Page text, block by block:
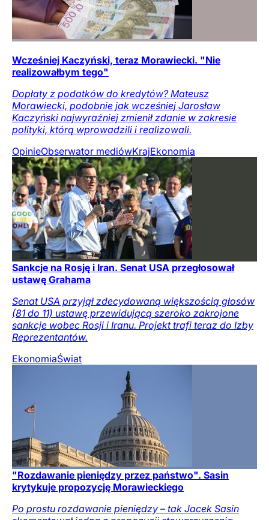
Wcześniej Kaczyński, teraz Morawiecki. "Nie
realizowałbym tego"
Dopłaty z podatków do kredytów? Mateusz
Morawiecki, podobnie jak wcześniej Jarosław
Kaczyński najwyraźniej zmienił zdanie w zakresie
polityki, którą wprowadzili i realizowali.
OpinieObserwator mediówKrajEkonomia
Sankcje na Rosję i Iran. Senat USA przegłosował
ustawę Grahama
Senat USA przyjął zdecydowaną większością głosów
(81 do 11) ustawę przewidującą szeroko zakrojone
sankcje wobec Rosji i Iranu. Projekt trafi teraz do Izby
Reprezentantów.
EkonomiaŚwiat
"Rozdawanie pieniędzy przez państwo". Sasin
krytykuje propozycję Morawieckiego
Po prostu rozdawanie pieniędzy – tak Jacek Sasin